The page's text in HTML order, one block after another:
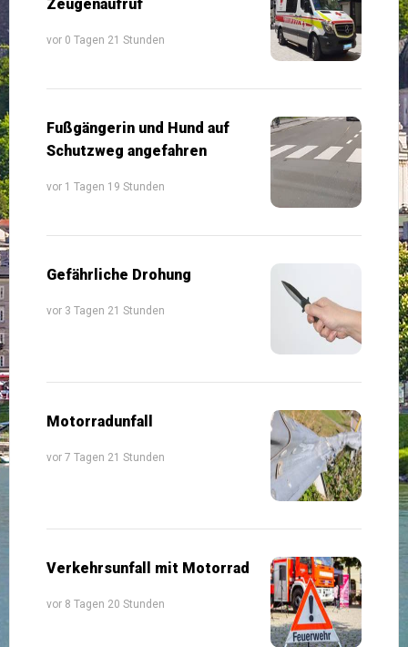
Zeugenaufruf
vor 0 Tagen 21 Stunden
Fußgängerin und Hund auf
Schutzweg angefahren
vor 1 Tagen 19 Stunden
Gefährliche Drohung
vor 3 Tagen 21 Stunden
Motorradunfall
vor 7 Tagen 21 Stunden
Verkehrsunfall mit Motorrad
vor 8 Tagen 20 Stunden